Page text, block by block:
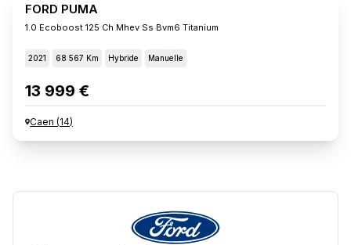
FORD PUMA
1.0 Ecoboost 125 Ch Mhev Ss Bvm6 Titanium
2021 68 567 Km Hybride Manuelle
13 999 €
Caen (14)